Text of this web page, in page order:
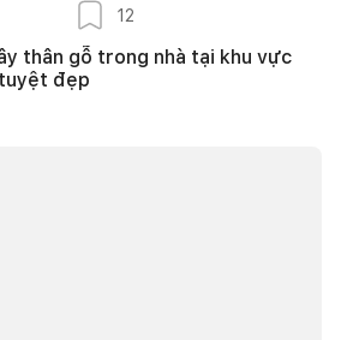
12
thân gỗ trong nhà tại khu vực
đẹp